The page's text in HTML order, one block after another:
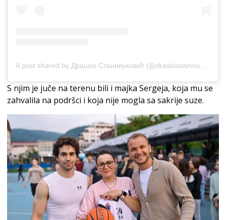
S njim je juče na terenu bili i majka Sergeja, koja mu se
zahvalila na podršci i koja nije mogla sa sakrije suze.